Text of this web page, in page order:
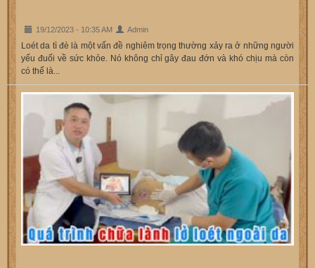
19/12/2023 - 10:35 AM Admin
Loét da tì đè là một vấn đề nghiêm trọng thường xảy ra ở những người
yếu đuối về sức khỏe. Nó không chỉ gây đau đớn và khó chịu mà còn
có thể là...